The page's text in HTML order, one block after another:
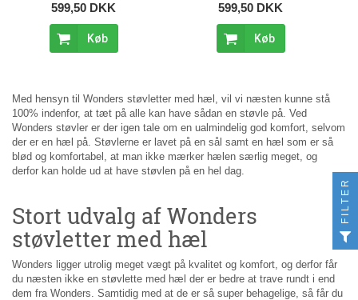
599,50 DKK
Køb
599,50 DKK
Køb
Med hensyn til Wonders støvletter med hæl, vil vi næsten kunne stå
100% indenfor, at tæt på alle kan have sådan en støvle på. Ved
Wonders støvler er der igen tale om en ualmindelig god komfort, selvom
der er en hæl på. Støvlerne er lavet på en sål samt en hæl som er så
blød og komfortabel, at man ikke mærker hælen særlig meget, og
derfor kan holde ud at have støvlen på en hel dag.
Stort udvalg af Wonders
støvletter med hæl
Wonders ligger utrolig meget vægt på kvalitet og komfort, og derfor får
du næsten ikke en støvlette med hæl der er bedre at trave rundt i end
dem fra Wonders. Samtidig med at de er så super behagelige, så får du
FILTER